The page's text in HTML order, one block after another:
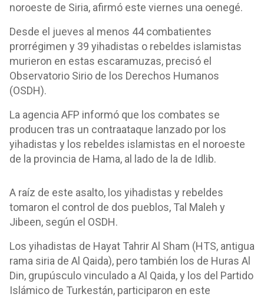
noroeste de Siria, afirmó este viernes una oenegé.
Desde el jueves al menos 44 combatientes
prorrégimen y 39 yihadistas o rebeldes islamistas
murieron en estas escaramuzas, precisó el
Observatorio Sirio de los Derechos Humanos
(OSDH).
La agencia AFP informó que los combates se
producen tras un contraataque lanzado por los
yihadistas y los rebeldes islamistas en el noroeste
de la provincia de Hama, al lado de la de Idlib.
A raíz de este asalto, los yihadistas y rebeldes
tomaron el control de dos pueblos, Tal Maleh y
Jibeen, según el OSDH.
Los yihadistas de Hayat Tahrir Al Sham (HTS, antigua
rama siria de Al Qaida), pero también los de Huras Al
Din, grupúsculo vinculado a Al Qaida, y los del Partido
Islámico de Turkestán, participaron en este